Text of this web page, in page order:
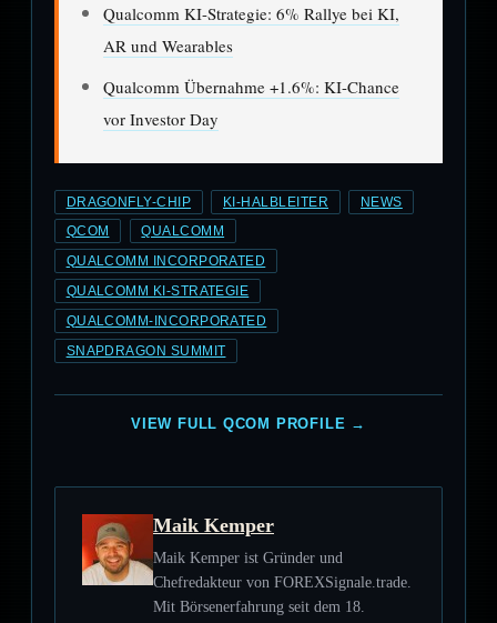
Qualcomm KI-Strategie: 6% Rallye bei KI,
AR und Wearables
Qualcomm Übernahme +1.6%: KI-Chance
vor Investor Day
DRAGONFLY-CHIP KI-HALBLEITER NEWS
QCOM QUALCOMM
QUALCOMM INCORPORATED
QUALCOMM KI-STRATEGIE
QUALCOMM-INCORPORATED
SNAPDRAGON SUMMIT
VIEW FULL QCOM PROFILE →
Maik Kemper
Maik Kemper ist Gründer und
Chefredakteur von FOREXSignale.trade.
Mit Börsenerfahrung seit dem 18.